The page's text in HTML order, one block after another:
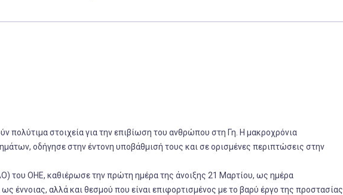
πολύτιμα στοιχεία για την επιβίωση του ανθρώπου στη Γη. Η μακροχρόνια
οδήγησε στην έντονη υποβάθμισή τους και σε ορισμένες περιπτώσεις στην
του ΟΗΕ, καθιέρωσε την πρώτη ημέρα της άνοιξης 21 Μαρτίου, ως ημέρα
έννοιας, αλλά και θεσμού που είναι επιφορτισμένος με το βαρύ έργο της προστασίας